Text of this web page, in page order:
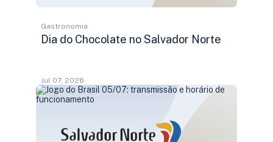
Gastronomia
Dia do Chocolate no Salvador Norte
Jul 07, 2026